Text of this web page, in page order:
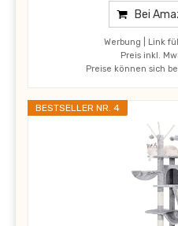
Bei
Werbung | Link
Preis inkl.
Preise können sich
BESTSELLER NR. 4